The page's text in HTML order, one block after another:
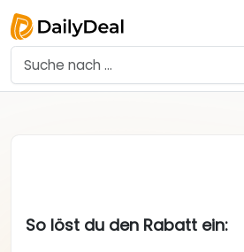
So löst du den Rabatt ein: